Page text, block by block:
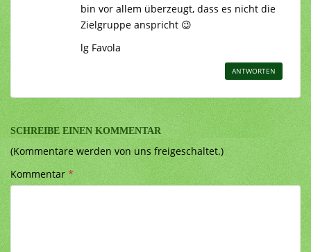
bin vor allem überzeugt, dass es nicht die
Zielgruppe anspricht 😉
lg Favola
ANTWORTEN
SCHREIBE EINEN KOMMENTAR
(Kommentare werden von uns freigeschaltet.)
Kommentar*